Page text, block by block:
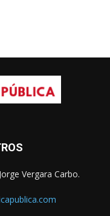
Vergara Carbo.